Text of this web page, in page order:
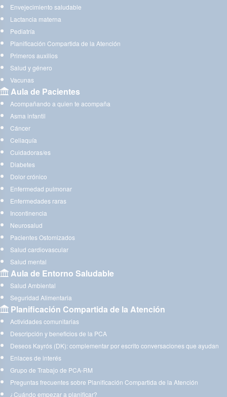
Envejecimiento saludable
Lactancia materna
Pediatría
Planificación Compartida de la Atención
Primeros auxilios
Salud y género
Vacunas
Aula de Pacientes
Acompañando a quien te acompaña
Asma infantil
Cáncer
Celiaquía
Cuidadoras/es
Diabetes
Dolor crónico
Enfermedad pulmonar
Enfermedades raras
Incontinencia
Neurosalud
Pacientes Ostomizados
Salud cardiovascular
Salud mental
Aula de Entorno Saludable
Salud Ambiental
Seguridad Alimentaria
Planificación Compartida de la Atención
Actividades comunitarias
Descripción y beneficios de la PCA
Deseos Kayrós (DK): complementar por escrito conversaciones que ayudan
Enlaces de interés
Grupo de Trabajo de PCA-RM
Preguntas frecuentes sobre Planificación Compartida de la Atención
¿Cuándo empezar a planificar?